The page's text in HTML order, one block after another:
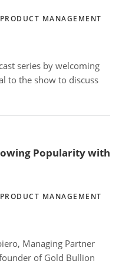
MANAGEMENT
series by welcoming
to the show to discuss
Popularity with
MANAGEMENT
Managing Partner
of Gold Bullion